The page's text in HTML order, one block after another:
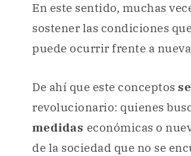
En este sentido, muchas
sostener las condiciones
puede ocurrir frente a
De ahí que este conceptos
revolucionario: quienes
medidas económicas o
de la sociedad que no se